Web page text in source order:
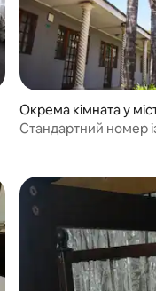
Окрема кімната у
Стандартний номер